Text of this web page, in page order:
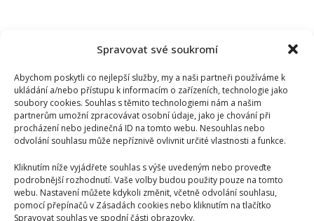
Spravovat své soukromí
Abychom poskytli co nejlepší služby, my a naši partneři používáme k
ukládání a/nebo přístupu k informacím o zařízeních, technologie jako
soubory cookies. Souhlas s těmito technologiemi nám a našim
partnerům umožní zpracovávat osobní údaje, jako je chování při
procházení nebo jedinečná ID na tomto webu. Nesouhlas nebo
odvolání souhlasu může nepříznivě ovlivnit určité vlastnosti a funkce.
Kliknutím níže vyjádřete souhlas s výše uvedeným nebo proveďte
podrobnější rozhodnutí. Vaše volby budou použity pouze na tomto
webu. Nastavení můžete kdykoli změnit, včetně odvolání souhlasu,
pomocí přepínačů v Zásadách cookies nebo kliknutím na tlačítko
Spravovat souhlas ve spodní části obrazovky.